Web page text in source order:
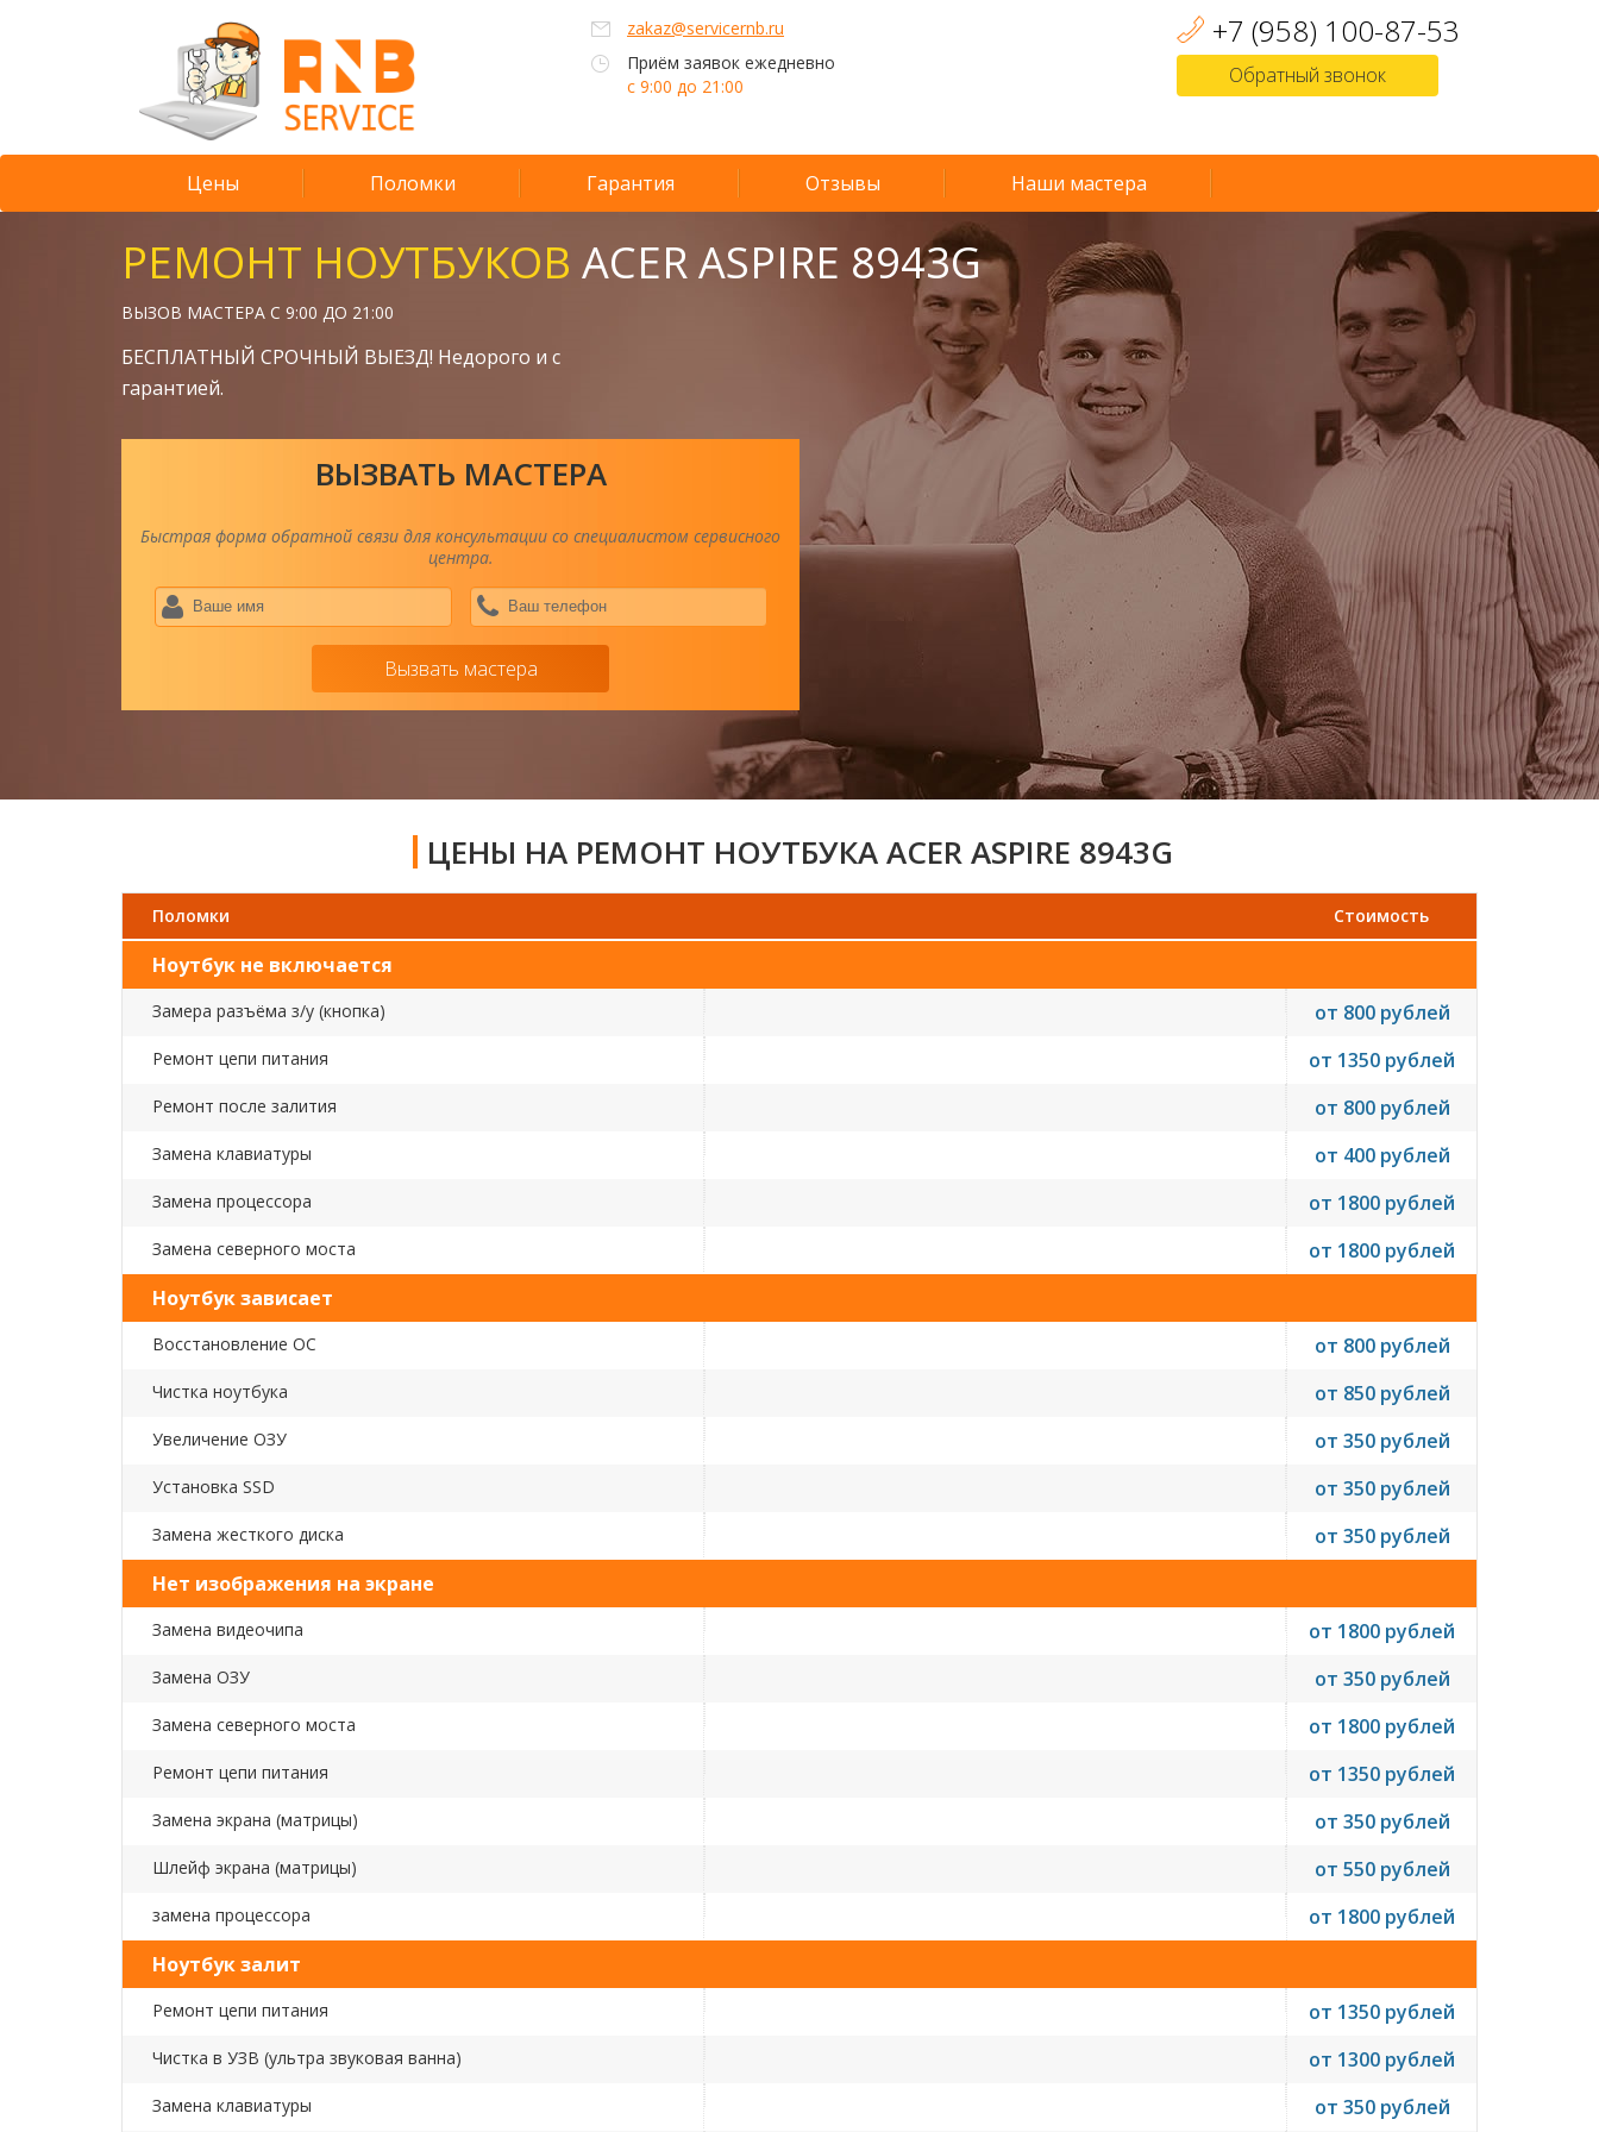
zakaz@servicernb.ru
Приём заявок ежедневно
с 9:00 до 21:00
+7 (958) 100-87-53
Обратный звонок
Цены Поломки Гарантия Отзывы Наши мастера
РЕМОНТ НОУТБУКОВ ACER ASPIRE 8943G
ВЫЗОВ МАСТЕРА С 9:00 ДО 21:00
БЕСПЛАТНЫЙ СРОЧНЫЙ ВЫЕЗД! Недорого и с
гарантией.
ВЫЗВАТЬ МАСТЕРА
Быстрая форма обратной связи для консультации со специалистом сервисного
центра.
Ваше
имя
*
Вызвать мастера
ЦЕНЫ НА РЕМОНТ НОУТБУКА ACER ASPIRE 8943G
Поломки Стоимость
Ноутбук не включается
Замера разъёма з/у (кнопка) от 800 рублей
Ремонт цепи питания от 1350 рублей
Ремонт после залития от 800 рублей
Замена клавиатуры от 400 рублей
Замена процессора от 1800 рублей
Замена северного моста
от 1800 рублей
Ноутбук зависает
Восстановление ОС от 800 рублей
Чистка ноутбука от 850 рублей
Увеличение ОЗУ от 350 рублей
Установка SSD от 350 рублей
Замена жесткого диска
от 350 рублей
Нет изображения на экране
Замена видеочипа от 1800 рублей
Замена ОЗУ от 350 рублей
Замена северного моста от 1800 рублей
Ремонт цепи питания от 1350 рублей
Замена экрана (матрицы) от 350 рублей
Шлейф экрана (матрицы) от 550 рублей
замена процессора
от 1800 рублей
Ноутбук залит
Ремонт цепи питания от 1350 рублей
Чистка в УЗВ (ультра звуковая ванна) от 1300 рублей
Замена клавиатуры от 350 рублей